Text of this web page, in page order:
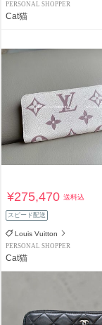
PERSONAL SHOPPER
Cat猫
¥275,470送料込
スピード配送
Louis Vuitton
PERSONAL SHOPPER
Cat猫